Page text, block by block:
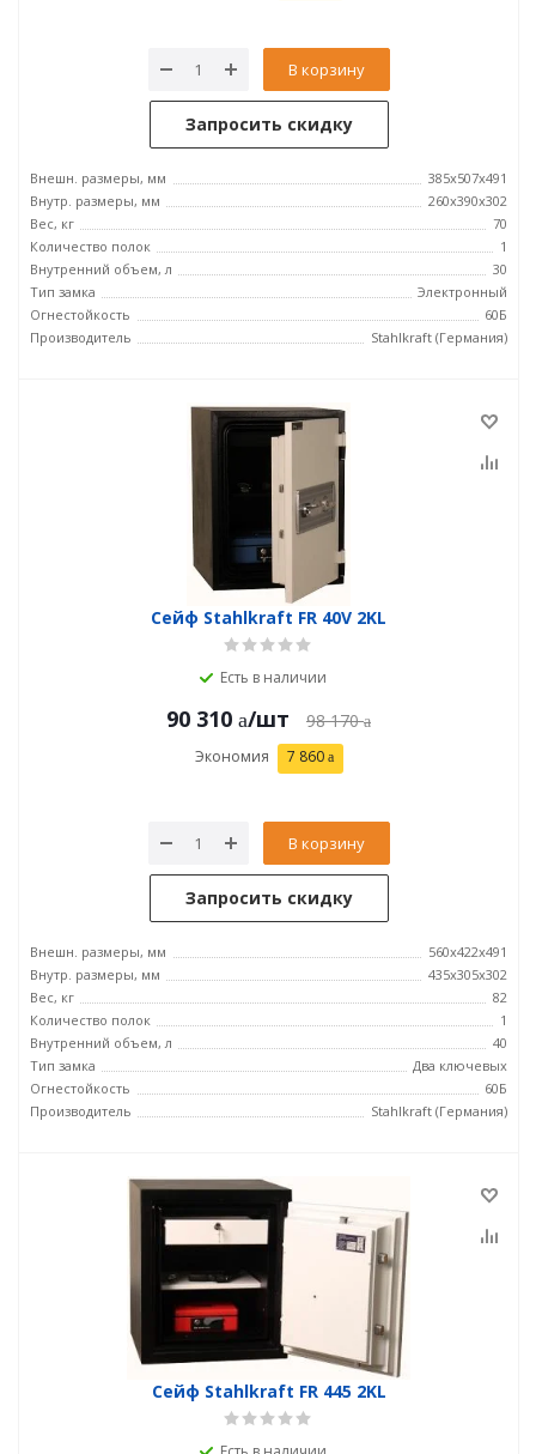
В корзину
Запросить скидку
Внешн. размеры, мм
385x507x491
Внутр. размеры, мм
260x390x302
Вес, кг
70
Количество полок
1
Внутренний объем, л
30
Тип замка
Электронный
Огнестойкость
60Б
Производитель
Stahlkraft (Германия)
Сейф Stahlkraft FR 40V 2KL
Есть в наличии
90 310 /шт 98 170
Экономия 7 860
В корзину
Запросить скидку
Внешн. размеры, мм
560x422x491
Внутр. размеры, мм
435x305x302
Вес, кг
82
Количество полок
1
Внутренний объем, л
40
Тип замка
Два ключевых
Огнестойкость
60Б
Производитель
Stahlkraft (Германия)
Сейф Stahlkraft FR 445 2KL